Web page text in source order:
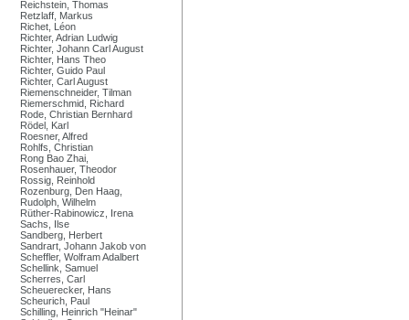
Reichstein, Thomas
Retzlaff, Markus
Richet, Léon
Richter, Adrian Ludwig
Richter, Johann Carl August
Richter, Hans Theo
Richter, Guido Paul
Richter, Carl August
Riemenschneider, Tilman
Riemerschmid, Richard
Rode, Christian Bernhard
Rödel, Karl
Roesner, Alfred
Rohlfs, Christian
Rong Bao Zhai,
Rosenhauer, Theodor
Rossig, Reinhold
Rozenburg, Den Haag,
Rudolph, Wilhelm
Rüther-Rabinowicz, Irena
Sachs, Ilse
Sandberg, Herbert
Sandrart, Johann Jakob von
Scheffler, Wolfram Adalbert
Schellink, Samuel
Scherres, Carl
Scheuerecker, Hans
Scheurich, Paul
Schilling, Heinrich "Heinar"